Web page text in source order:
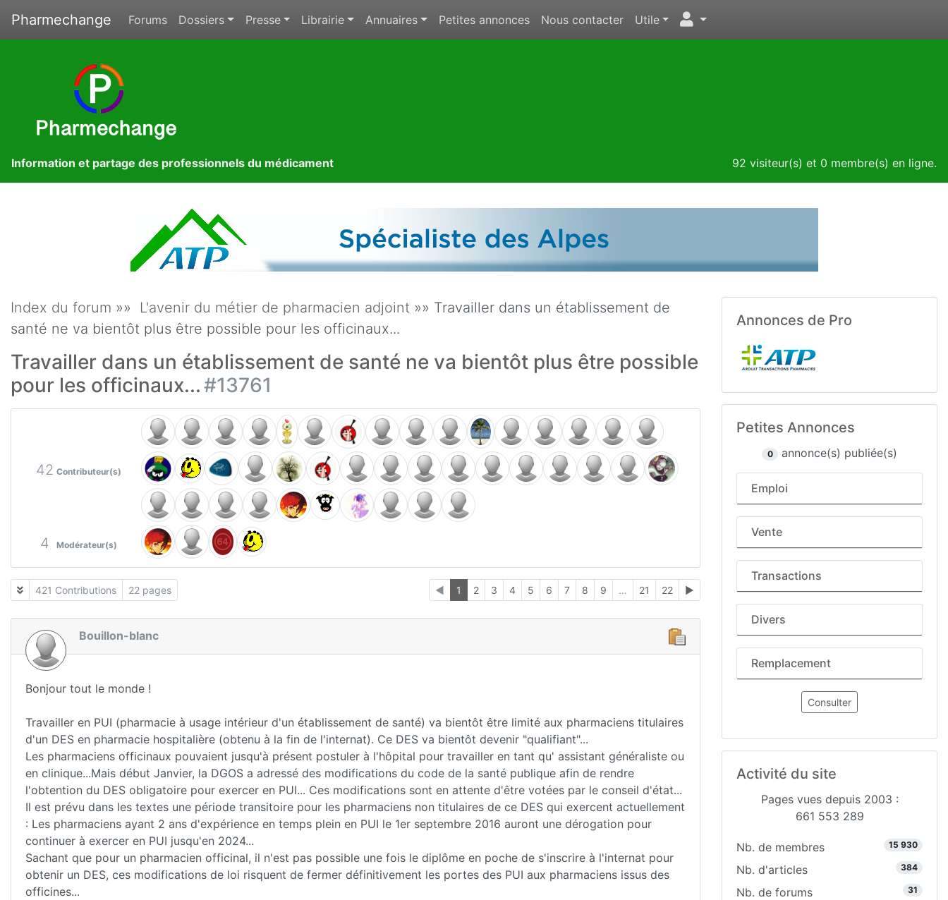
Pharmechange Forums Dossiers Presse Librairie Annuaires Petites annonces Nous contacter Utile
Information et partage des professionnels du médicament 92 visiteur(s) et 0 membre(s) en ligne.
Index du forum »» L'avenir du métier de pharmacien adjoint »» Travailler dans un établissement de
santé ne va bientôt plus être possible pour les officinaux...
Travailler dans un établissement de santé ne va bientôt plus être possible
pour les officinaux...#13761
42 Contributeur(s)
4 Modérateur(s)
421 Contributions 22 pages ◄ 1 2 3 4 5 6 7 8 9 … 21 22 ►
Bouillon-blanc
Bonjour tout le monde !
Travailler en PUI (pharmacie à usage intérieur d'un établissement de santé) va bientôt être limité aux pharmaciens titulaires
d'un DES en pharmacie hospitalière (obtenu à la fin de l'internat). Ce DES va bientôt devenir "qualifiant"...
Les pharmaciens officinaux pouvaient jusqu'à présent postuler à l'hôpital pour travailler en tant qu' assistant généraliste ou
en clinique...Mais début Janvier, la DGOS a adressé des modifications du code de la santé publique afin de rendre
l'obtention du DES obligatoire pour exercer en PUI... Ces modifications sont en attente d'être votées par le conseil d'état...
Il est prévu dans les textes une période transitoire pour les pharmaciens non titulaires de ce DES qui exercent actuellement
: Les pharmaciens ayant 2 ans d'expérience en temps plein en PUI le 1er septembre 2016 auront une dérogation pour
continuer à exercer en PUI jusqu'en 2024...
Sachant que pour un pharmacien officinal, il n'est pas possible une fois le diplôme en poche de s'inscrire à l'internat pour
obtenir un DES, ces modifications de loi risquent de fermer définitivement les portes des PUI aux pharmaciens issus des
officines...
Annonces de Pro
Petites Annonces
0 annonce(s) publiée(s)
Emploi
Vente
Transactions
Divers
Remplacement
Consulter
Activité du site
Pages vues depuis 2003 :
661 553 289
Nb. de membres 15 930
Nb. d'articles 384
Nb. de forums 31